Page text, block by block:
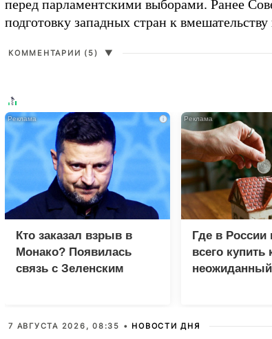
перед парламентскими выборами. Ранее
подготовку западных стран к
КОММЕНТАРИИ (5) ▼
i
Кто заказал взрыв в
Монако? Появилась
связь с Зеленским
Где в России
всего купить
неожиданный
7 АВГУСТА 2026, 08:35 • НОВОСТИ ДНЯ